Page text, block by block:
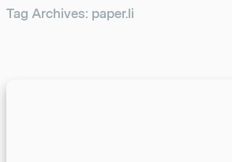
Tag Archives: paper.li